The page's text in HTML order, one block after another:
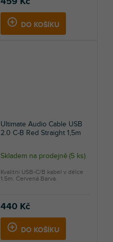
DO KOŠÍKU
Ultimate Audio Cable USB
2.0 C-B Red Straight 1,5m
Průměrné
hodnocení
produktu
5,0
hvězdiček.
Skladem na prodejně (5 ks)
440 Kč
DO KOŠÍKU
Kvalitní USB-C/B kabel v délce
1.5m. Červená Barva.